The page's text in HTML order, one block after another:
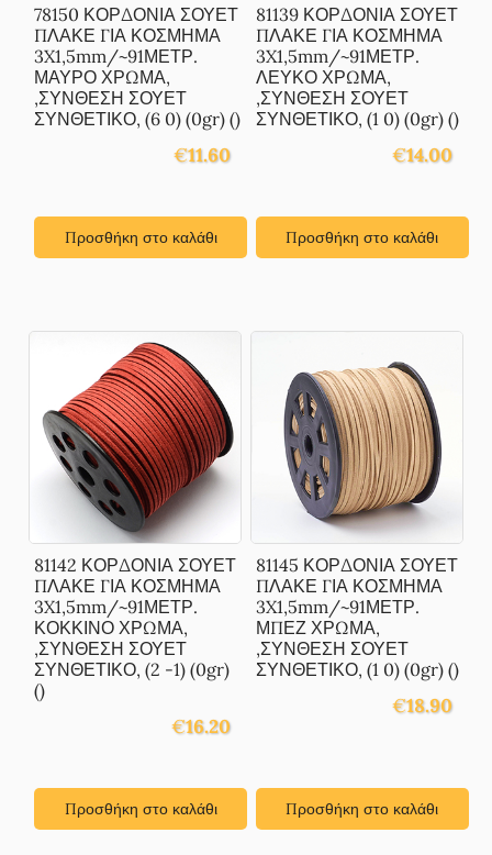
78150 ΚΟΡΔΟΝΙΑ ΣΟΥΕΤ
ΠΛΑΚΕ ΓΙΑ ΚΟΣΜΗΜΑ
3X1,5mm/~91ΜΕΤΡ.
ΜΑΥΡΟ ΧΡΩΜΑ,
,ΣΥΝΘΕΣΗ ΣΟΥΕΤ
ΣΥΝΘΕΤΙΚΟ, (6 0) (0gr) ()
€11.60
Προσθήκη στο καλάθι
81139 ΚΟΡΔΟΝΙΑ ΣΟΥΕΤ
ΠΛΑΚΕ ΓΙΑ ΚΟΣΜΗΜΑ
3X1,5mm/~91ΜΕΤΡ.
ΛΕΥΚΟ ΧΡΩΜΑ,
,ΣΥΝΘΕΣΗ ΣΟΥΕΤ
ΣΥΝΘΕΤΙΚΟ, (1 0) (0gr) ()
€14.00
Προσθήκη στο καλάθι
81142 ΚΟΡΔΟΝΙΑ ΣΟΥΕΤ
ΠΛΑΚΕ ΓΙΑ ΚΟΣΜΗΜΑ
3X1,5mm/~91ΜΕΤΡ.
ΚΟΚΚΙΝΟ ΧΡΩΜΑ,
,ΣΥΝΘΕΣΗ ΣΟΥΕΤ
ΣΥΝΘΕΤΙΚΟ, (2 -1) (0gr)
()
€16.20
Προσθήκη στο καλάθι
81145 ΚΟΡΔΟΝΙΑ ΣΟΥΕΤ
ΠΛΑΚΕ ΓΙΑ ΚΟΣΜΗΜΑ
3X1,5mm/~91ΜΕΤΡ.
ΜΠΕΖ ΧΡΩΜΑ,
,ΣΥΝΘΕΣΗ ΣΟΥΕΤ
ΣΥΝΘΕΤΙΚΟ, (1 0) (0gr) ()
€18.90
Προσθήκη στο καλάθι